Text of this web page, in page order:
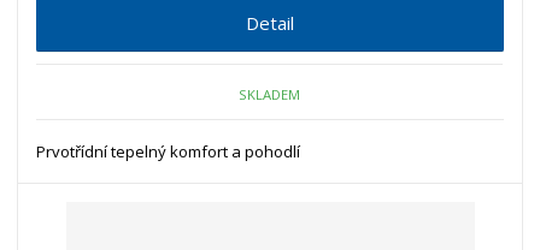
Detail
SKLADEM
Prvotřídní tepelný komfort a pohodlí